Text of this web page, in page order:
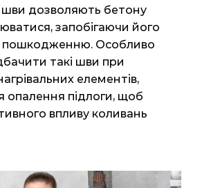
шви дозволяють бетону
запобігаючи його
пошкодженню. Особливо
такі шви при
елементів,
опалення підлоги, щоб
впливу коливань